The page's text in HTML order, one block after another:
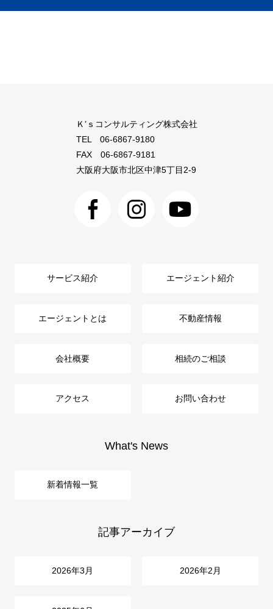
Ｋ’ｓコンサルティング株式会社
TEL 06-6867-9180
FAX 06-6867-9181
大阪府大阪市北区中津5丁目2-9
サービス紹介 エージェント紹介
エージェントとは 不動産情報
会社概要 相続のご相談
アクセス お問い合わせ
What's News
新着情報一覧
記事アーカイブ
2026年3月 2026年2月